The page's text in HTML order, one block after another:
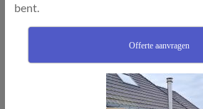
bent.
Offerte aanvragen